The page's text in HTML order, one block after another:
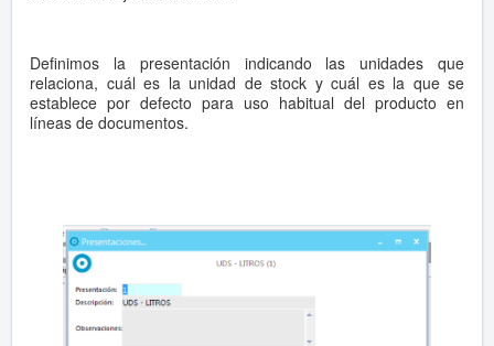
Definimos la presentación indicando las unidades que
relaciona, cuál es la unidad de stock y cuál es la que se
establece por defecto para uso habitual del producto en
líneas de documentos.